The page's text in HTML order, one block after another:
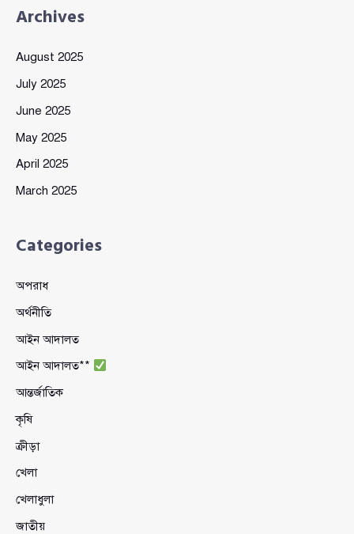
Archives
August 2025
July 2025
June 2025
May 2025
April 2025
March 2025
Categories
অপরাধ
অর্থনীতি
আইন আদালত
আইন আদালত**
আন্তর্জাতিক
কৃষি
ক্রীড়া
খেলা
খেলাধুলা
জাতীয়